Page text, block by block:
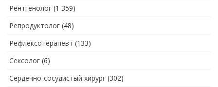
Рентгенолог (1 359)
Репродуктолог (48)
Рефлексотерапевт (133)
Сексолог (6)
Сердечно-сосудистый хирург (302)